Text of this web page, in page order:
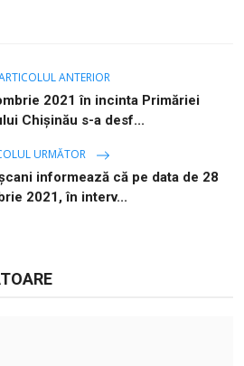
ANTERIOR
2021 în incinta Primăriei
Chișinău s-a desf...
URMĂTOR
informează că pe data de 28
2021, în interv...